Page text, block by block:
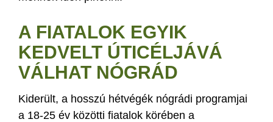
A FIATALOK EGYIK
KEDVELT ÚTICÉLJÁVÁ
VÁLHAT NÓGRÁD
Kiderült, a hosszú hétvégék nógrádi programjai
a 18-25 év közötti fiatalok körében a